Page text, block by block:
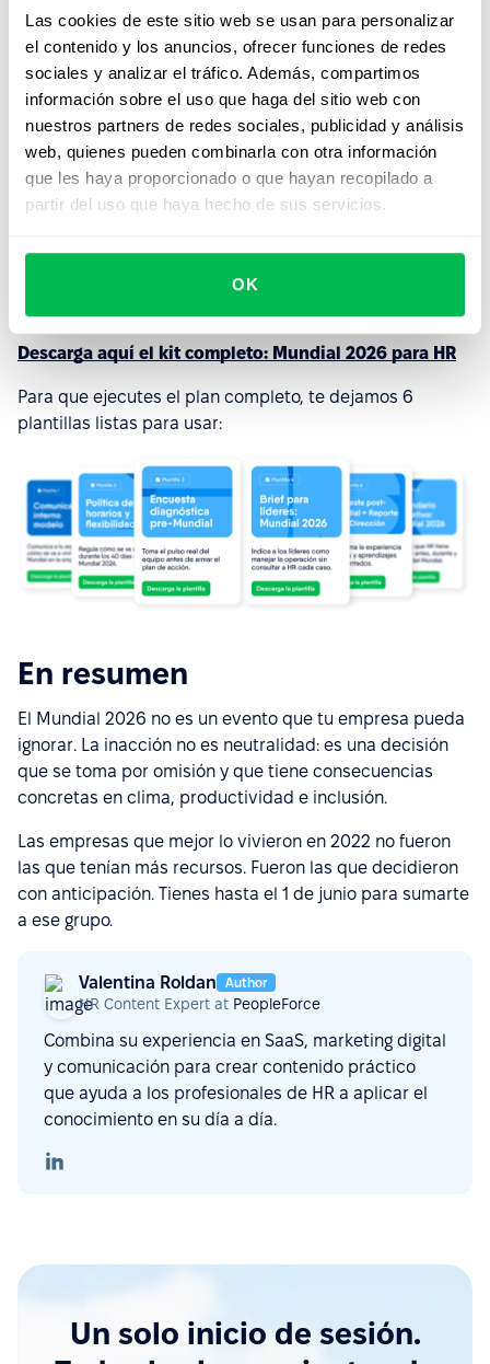
Las cookies de este sitio web se usan para personalizar
el contenido y los anuncios, ofrecer funciones de redes
sociales y analizar el tráfico. Además, compartimos
información sobre el uso que haga del sitio web con
nuestros partners de redes sociales, publicidad y análisis
web, quienes pueden combinarla con otra información
que les haya proporcionado o que hayan recopilado a
partir del uso que haya hecho de sus servicios.
OK
ventana útil cierra el 1 de junio. Después de esa fecha, ya
estás reaccionando.
Preparamos un recurso descargable que te da las seis
plantillas operativas que necesitas para armar el plan
completo: comunicado interno, política de horarios,
encuesta diagnóstica al equipo, brief para líderes,
calendario operativo y encuesta de cierre con
estructura de reporte para Dirección.
Todo editable. Todo pensado para empresas multi-país
de LATAM. Todo listo para que adaptes a tu cultura y
publiques esta semana.
Descarga aquí el kit completo: Mundial 2026 para HR
Para que ejecutes el plan completo, te dejamos 6
plantillas listas para usar:
En resumen
El Mundial 2026 no es un evento que tu empresa pueda
ignorar. La inacción no es neutralidad: es una decisión
que se toma por omisión y que tiene consecuencias
concretas en clima, productividad e inclusión.
Las empresas que mejor lo vivieron en 2022 no fueron
las que tenían más recursos. Fueron las que decidieron
con anticipación. Tienes hasta el 1 de junio para sumarte
a ese grupo.
Valentina Roldan Author
HR Content Expert at PeopleForce
Combina su experiencia en SaaS, marketing digital
y comunicación para crear contenido práctico
que ayuda a los profesionales de HR a aplicar el
conocimiento en su día a día.
Un solo inicio de sesión.